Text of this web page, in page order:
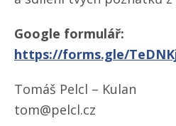
Google formulář:
https://forms.gle/​
Tomáš Pelcl – Kulan
tom@pelcl.cz